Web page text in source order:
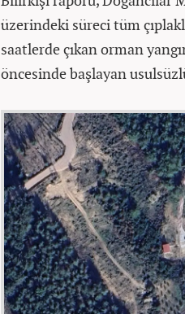
üzerindeki süreci tüm
saatlerde çıkan orman
öncesinde başlayan